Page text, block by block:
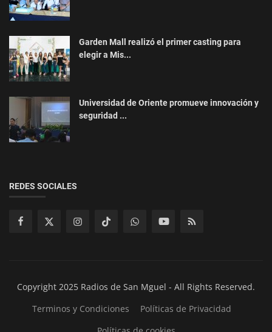
Garden Mall realizó el primer casting para
elegir a Mis...
Universidad de Oriente promueve innovación y
seguridad ...
REDES SOCIALES
Copyright 2025 Radios de San Mguel - All Rights Reserved.
Terminos y Condiciones
Políticas de Privacidad